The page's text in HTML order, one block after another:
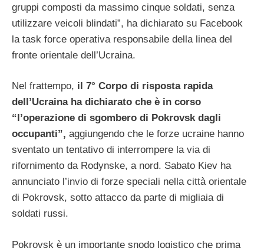
gruppi composti da massimo cinque soldati, senza
utilizzare veicoli blindati”, ha dichiarato su Facebook
la task force operativa responsabile della linea del
fronte orientale dell’Ucraina.
Nel frattempo, il 7° Corpo di risposta rapida
dell’Ucraina ha dichiarato che è in corso
“l’operazione di sgombero di Pokrovsk dagli
occupanti”, aggiungendo che le forze ucraine hanno
sventato un tentativo di interrompere la via di
rifornimento da Rodynske, a nord. Sabato Kiev ha
annunciato l’invio di forze speciali nella città orientale
di Pokrovsk, sotto attacco da parte di migliaia di
soldati russi.
Pokrovsk è un importante snodo logistico che prima